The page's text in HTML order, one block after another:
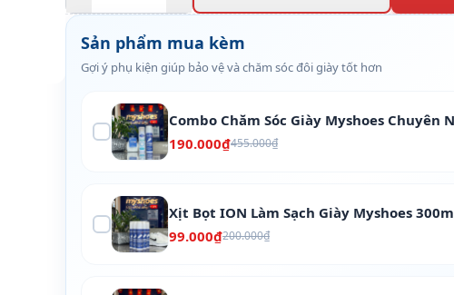
Sản phẩm mua kèm
Gợi ý phụ kiện giúp bảo vệ và chăm sóc đôi giày tốt hơn
Combo Chăm Sóc Giày Myshoes Chuyên
190.000₫455.000₫
Xịt Bọt ION Làm Sạch Giày Myshoes
99.000₫200.000₫